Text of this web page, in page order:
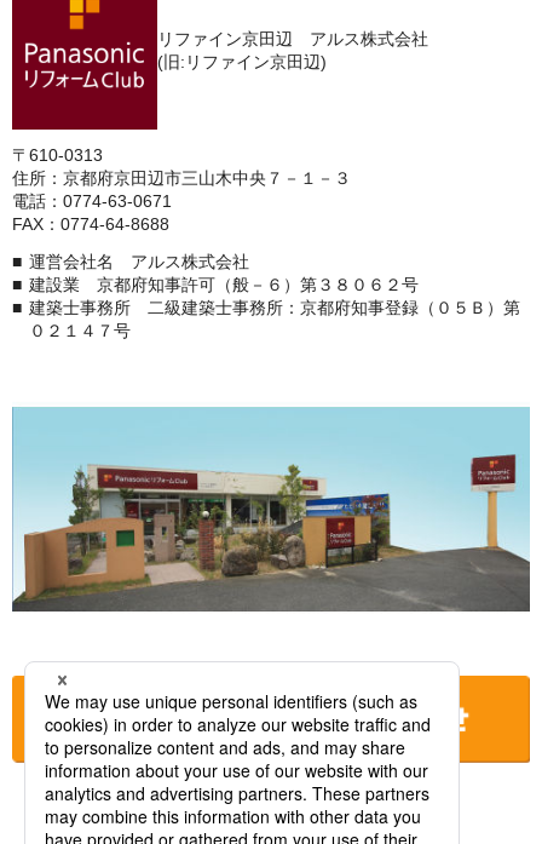
リファイン京田辺 アルス株式会社
(旧:リファイン京田辺)
〒610-0313
住所：京都府京田辺市三山木中央７－１－３
電話：0774-63-0671
FAX：0774-64-8688
運営会社名 アルス株式会社
建設業 京都府知事許可（般－６）第３８０６２号
建築士事務所 二級建築士事務所：京都府知事登録（０５Ｂ）第
０２１４７号
お店に電話をする